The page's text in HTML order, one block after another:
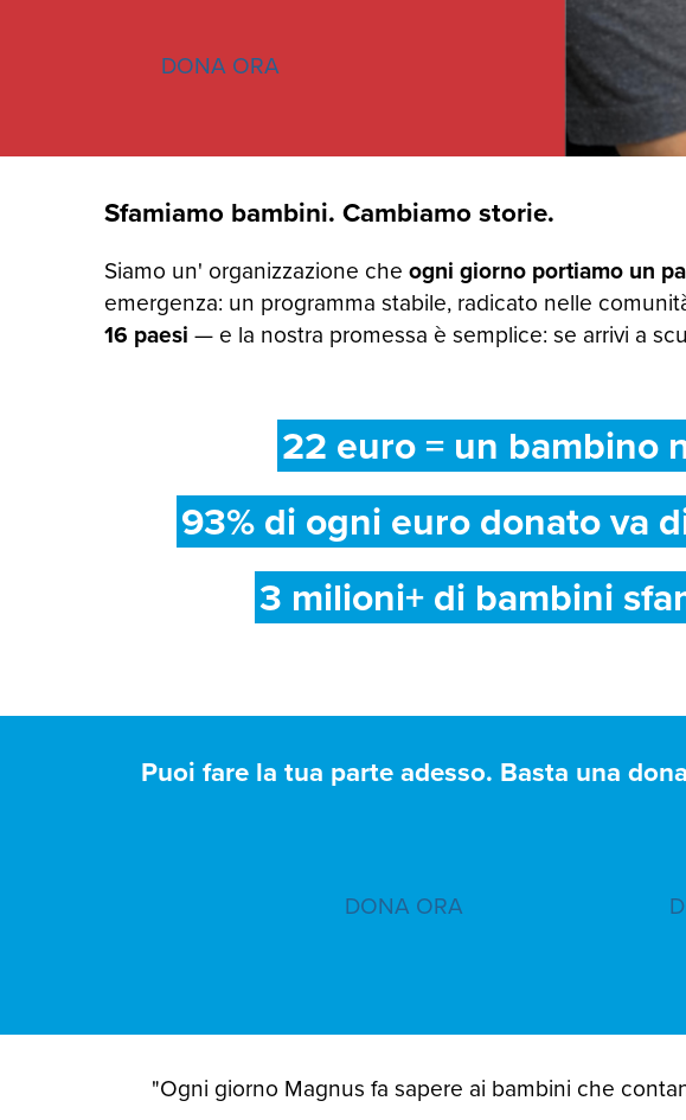
DONA ORA
Sfamiamo bambini. Cambiamo storie.
Siamo un' organizzazione che ogni giorno portiamo un
emergenza: un programma stabile, radicato nelle
16 paesi — e la nostra promessa è semplice: se arrivi a
22 euro = un bambino
93% di ogni euro donato va
3 milioni+ di bambini
Puoi fare la tua parte adesso. Basta una
DONA ORA
"Ogni giorno Magnus fa sapere ai bambini che